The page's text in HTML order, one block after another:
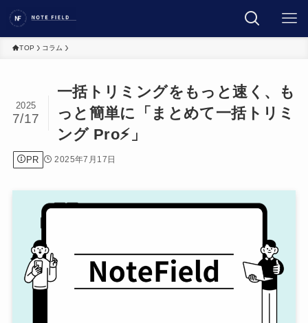
TOP コラム
一括トリミングをもっと速く、も
っと簡単に「まとめて一括トリミ
ング Pro⚡」
2025
7/17
PR 2025年7月17日